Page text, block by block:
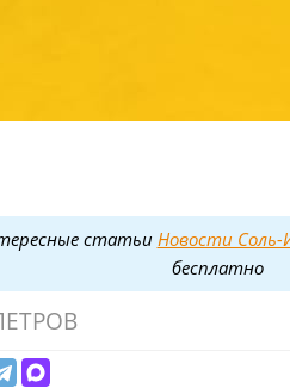
статьи Новости Соль-
бесплатно